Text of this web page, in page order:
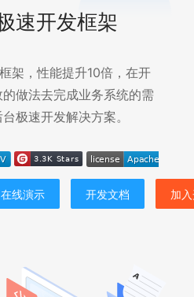
速开发框架
架，性能提升10倍，在开
做法去完成业务系统的需
极速开发解决方案。
在线演示 开发文档 加